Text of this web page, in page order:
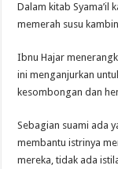
Dalam kitab Syama’il
memerah susu
Ibnu Hajar
ini menganjurkan
kesombongan dan
Sebagian suami ada
membantu istrinya
mereka, tidak ada